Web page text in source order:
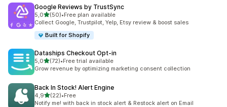
Google Reviews by TrustSync
5,0stelle su 5
(50)
50 recensioni totali
•Free plan available
Collect Google, Trustpilot, Yelp, Etsy review & boost sales
Built for Shopify
Dataships Checkout Opt‑in
5,0stelle su 5
(72)
72 recensioni totali
•Free trial available
Grow revenue by optimizing marketing consent collection
Back In Stock! Alert Engine
4,9stelle su 5
(22)
22 recensioni totali
•Free
Notify me! with back in stock alert & Restock alert on Email